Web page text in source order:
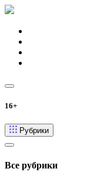
16+
Рубрики
Все рубрики